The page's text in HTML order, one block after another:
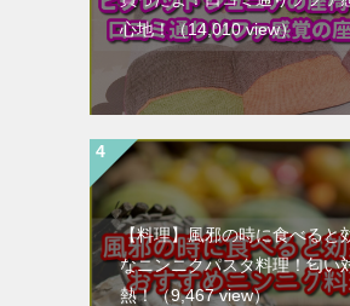
心地！（14,010 view）
【料理】風邪の時に食べると
なニンニクパスタ料理！匂い
熱！（9,467 view）